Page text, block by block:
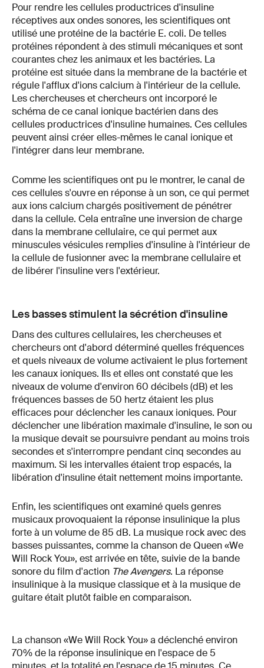
Pour rendre les cellules productrices d'insuline
réceptives aux ondes sonores, les scientifiques ont
utilisé une protéine de la bactérie E. coli. De telles
protéines répondent à des stimuli mécaniques et sont
courantes chez les animaux et les bactéries. La
protéine est située dans la membrane de la bactérie et
régule l'afflux d'ions calcium à l'intérieur de la cellule.
Les chercheuses et chercheurs ont incorporé le
schéma de ce canal ionique bactérien dans des
cellules productrices d'insuline humaines. Ces cellules
peuvent ainsi créer elles-mêmes le canal ionique et
l'intégrer dans leur membrane.
Comme les scientifiques ont pu le montrer, le canal de
ces cellules s'ouvre en réponse à un son, ce qui permet
aux ions calcium chargés positivement de pénétrer
dans la cellule. Cela entraîne une inversion de charge
dans la membrane cellulaire, ce qui permet aux
minuscules vésicules remplies d'insuline à l'intérieur de
la cellule de fusionner avec la membrane cellulaire et
de libérer l'insuline vers l'extérieur.
Les basses stimulent la sécrétion d'insuline
Dans des cultures cellulaires, les chercheuses et
chercheurs ont d'abord déterminé quelles fréquences
et quels niveaux de volume activaient le plus fortement
les canaux ioniques. Ils et elles ont constaté que les
niveaux de volume d'environ 60 décibels (dB) et les
fréquences basses de 50 hertz étaient les plus
efficaces pour déclencher les canaux ioniques. Pour
déclencher une libération maximale d'insuline, le son ou
la musique devait se poursuivre pendant au moins trois
secondes et s'interrompre pendant cinq secondes au
maximum. Si les intervalles étaient trop espacés, la
libération d'insuline était nettement moins importante.
Enfin, les scientifiques ont examiné quels genres
musicaux provoquaient la réponse insulinique la plus
forte à un volume de 85 dB. La musique rock avec des
basses puissantes, comme la chanson de Queen «We
Will Rock You», est arrivée en tête, suivie de la bande
sonore du film d'action The Avengers. La réponse
insulinique à la musique classique et à la musique de
guitare était plutôt faible en comparaison.
La chanson «We Will Rock You» a déclenché environ
70% de la réponse insulinique en l'espace de 5